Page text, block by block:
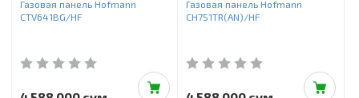
Газовая панель Hofmann
CTV641BG/HF
Газовая панель Hofmann
CH751TR(AN)/HF